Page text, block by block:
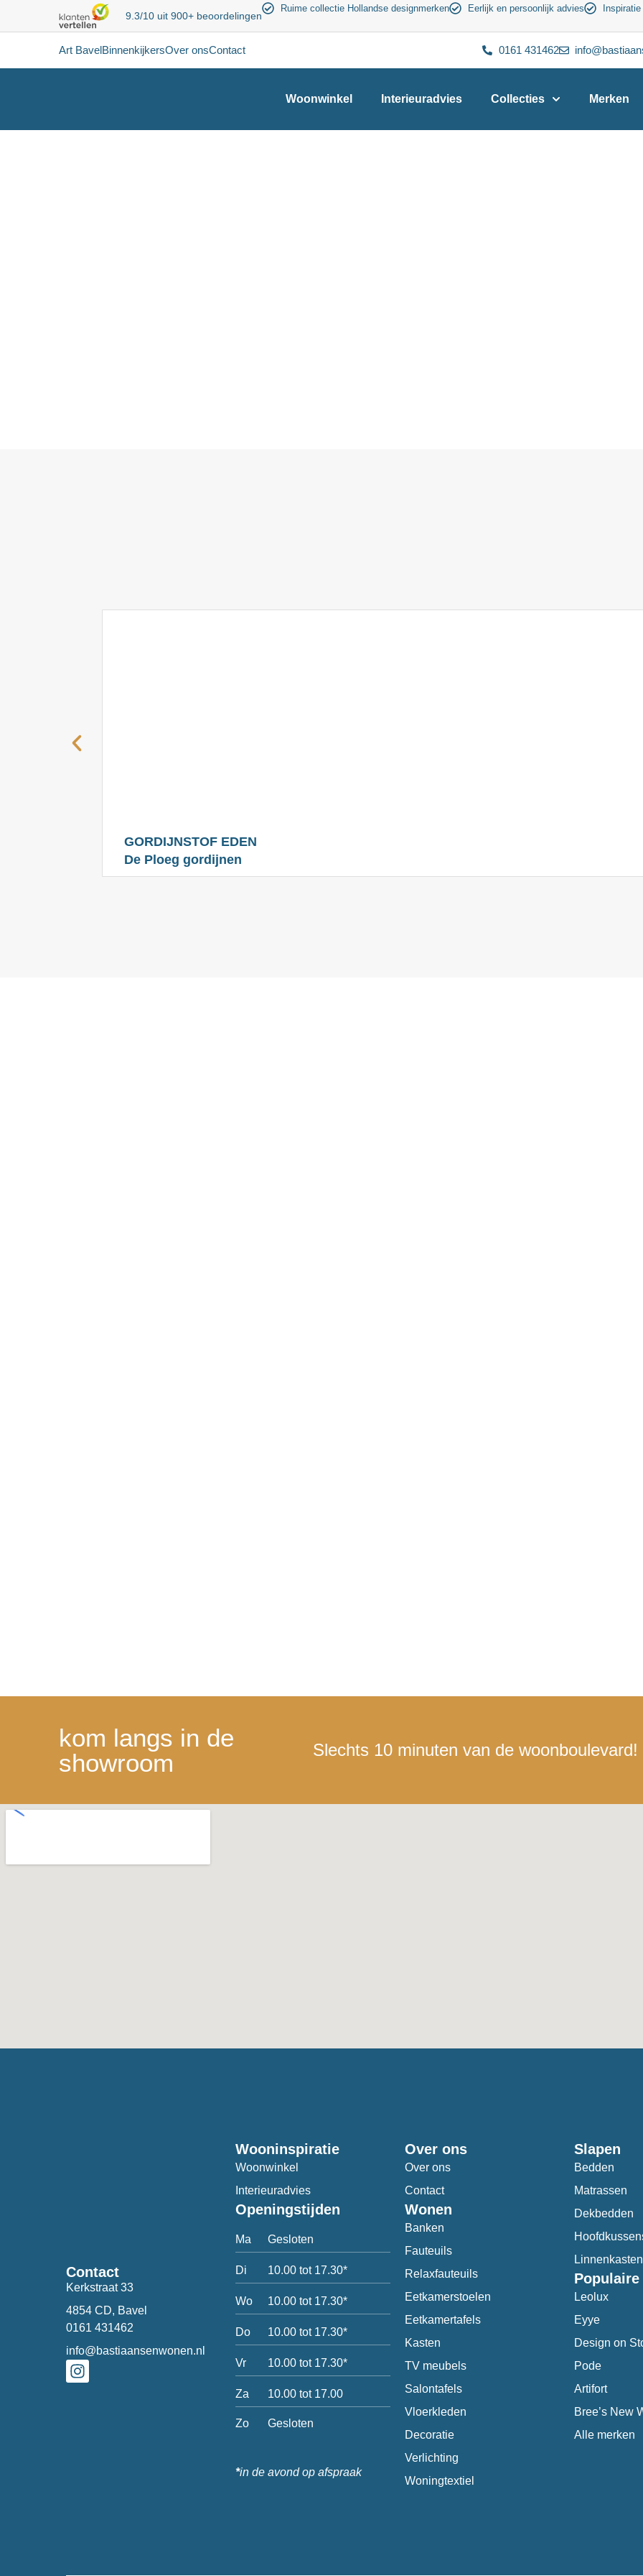
9.3/10 uit 900+ beoordelingen
Ruime collectie Hollandse designmerken Eerlijk en persoonlijk advies
Art BavelBinnenkijkersOver onsContact 0161 431462
Woonwinkel Interieuradvies Collecties Merken
GORDIJNSTOF EDEN
De Ploeg gordijnen
kom langs in de
showroom
Slechts 10 minuten van de woonboulevard!
Contact
Kerkstraat 33
4854 CD, Bavel
0161 431462
info@bastiaansenwonen.nl
Wooninspiratie
Woonwinkel
Interieuradvies
Openingstijden
Ma Gesloten
Di 10.00 tot 17.30*
Wo 10.00 tot 17.30*
Do 10.00 tot 17.30*
Vr 10.00 tot 17.30*
Za 10.00 tot 17.00
Zo Gesloten
*in de avond op afspraak
Over ons
Over ons
Contact
Wonen
Banken
Fauteuils
Relaxfauteuils
Eetkamerstoelen
Eetkamertafels
Kasten
TV meubels
Salontafels
Vloerkleden
Decoratie
Verlichting
Woningtextiel
Slapen
Bedden
Matrassen
Dekbedden
Linnenkasten
Populaire
Leolux
Eyye
Design on
Pode
Artifort
Bree’s New
Alle merken